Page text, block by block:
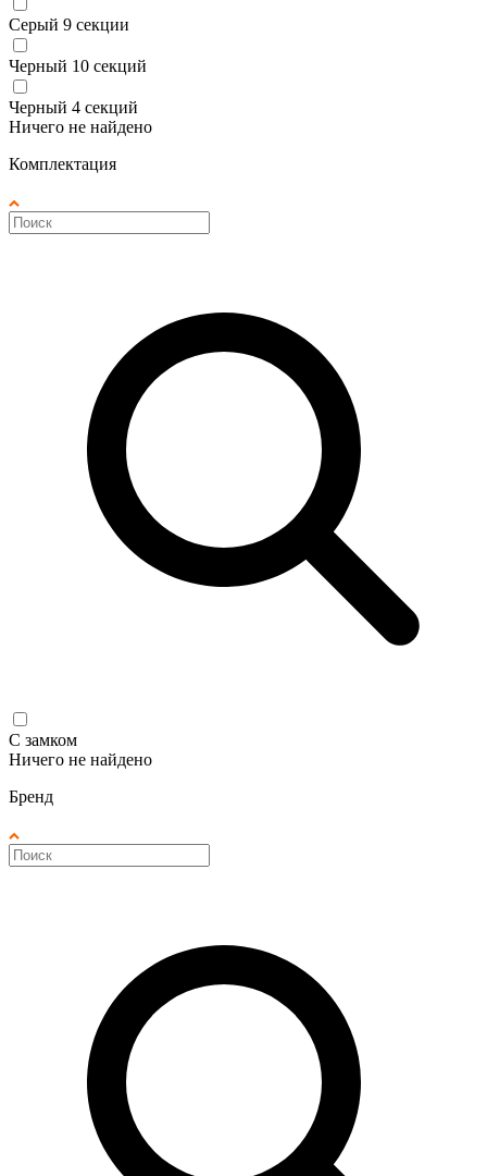
Серый 9 секции
Черный 10 секций
Черный 4 секций
Ничего не найдено
Комплектация
С замком
Ничего не найдено
Бренд